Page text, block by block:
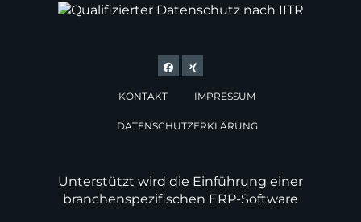
KONTAKT IMPRESSUM
DATENSCHUTZERKLÄRUNG
Unterstützt wird die Einführung einer
branchenspezifischen ERP-Software